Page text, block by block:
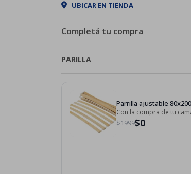
UBICAR EN TIENDA
Completá tu compra
PARILLA
Parrilla ajustable
Con la compra de tu
$1999$0